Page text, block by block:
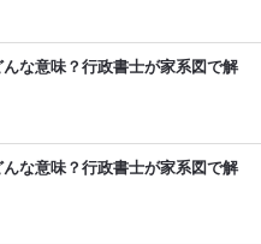
んな意味？行政書士が家系図で解
んな意味？行政書士が家系図で解